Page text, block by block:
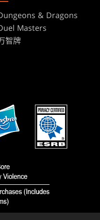
& Dragons
Masters
智牌